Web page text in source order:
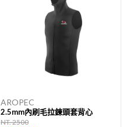
AROPEC
2.5mm內刷毛拉鍊頭套背心
NT. 2500